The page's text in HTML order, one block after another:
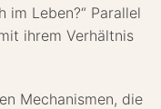
im Leben?“ Parallel
ihrem Verhältnis
Mechanismen, die